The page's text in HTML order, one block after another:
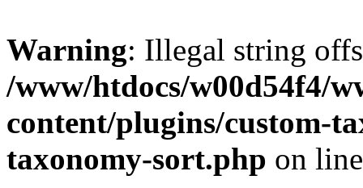
Warning: Illegal string
/www/htdocs/w00d54f4/
content/plugins/custom-
taxonomy-sort.php on